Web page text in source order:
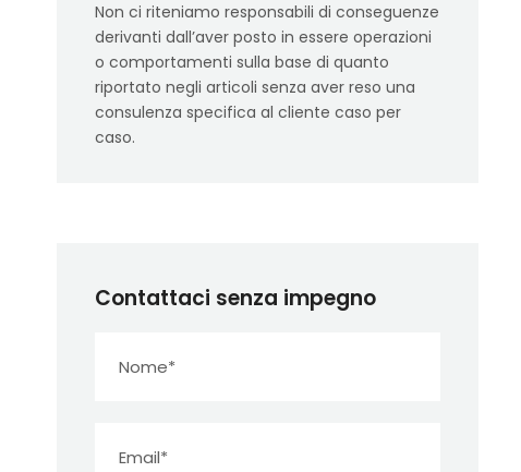
Non ci riteniamo responsabili di conseguenze
derivanti dall’aver posto in essere operazioni
o comportamenti sulla base di quanto
riportato negli articoli senza aver reso una
consulenza specifica al cliente caso per
caso.
Contattaci senza impegno